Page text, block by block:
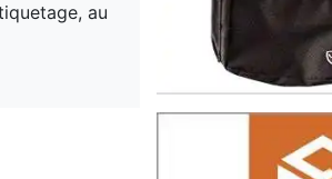
au